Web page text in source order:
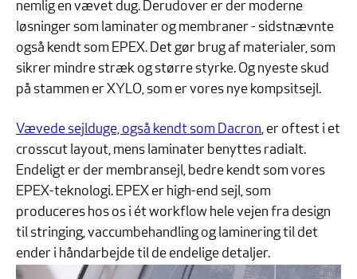
nemlig en vævet dug. Derudover er der moderne
løsninger som laminater og membraner - sidstnævnte
også kendt som EPEX. Det gør brug af materialer, som
sikrer mindre stræk og større styrke. Og nyeste skud
på stammen er XYLO, som er vores nye kompsitsejl.
Vævede sejlduge, også kendt som Dacron, er oftest i et
crosscut layout, mens laminater benyttes radialt.
Endeligt er der membransejl, bedre kendt som vores
EPEX-teknologi. EPEX er high-end sejl, som
produceres hos os i ét workflow hele vejen fra design
til stringing, vaccumbehandling og laminering til det
ender i håndarbejde til de endelige detaljer.